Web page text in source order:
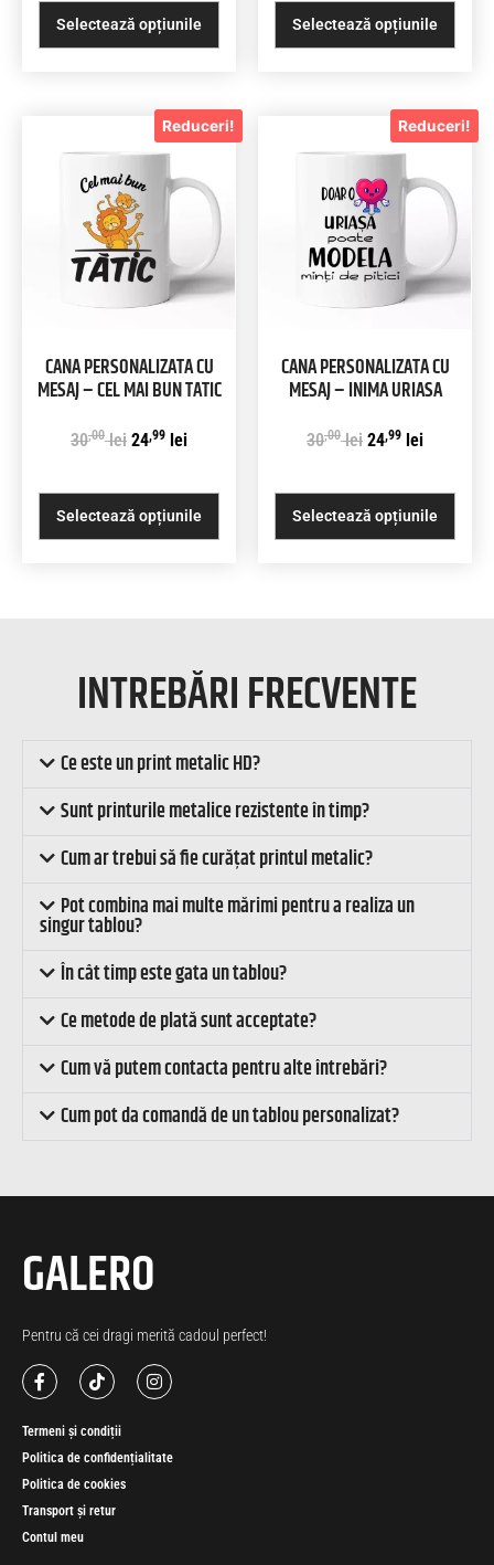
Selectează opțiunile Selectează opțiunile
Reduceri!
CANA PERSONALIZATA CU
MESAJ – CEL MAI BUN TATIC
30,00 lei 24,99 lei
Selectează opțiunile
Reduceri!
CANA PERSONALIZATA CU
MESAJ – INIMA URIASA
30,00 lei 24,99 lei
Selectează opțiunile
INTREBĂRI FRECVENTE
Ce este un print metalic HD?
Sunt printurile metalice rezistente în timp?
Cum ar trebui să fie curățat printul metalic?
Pot combina mai multe mărimi pentru a realiza un
singur tablou?
În cât timp este gata un tablou?
Ce metode de plată sunt acceptate?
Cum vă putem contacta pentru alte întrebări?
Cum pot da comandă de un tablou personalizat?
GALERO
Pentru că cei dragi merită cadoul perfect!
Termeni și condiții
Politica de confidențialitate
Politica de cookies
Transport și retur
Contul meu